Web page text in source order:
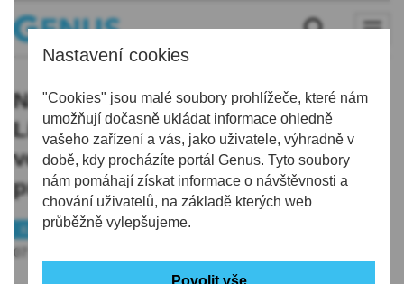
Nastavení cookies
"Cookies" jsou malé soubory prohlížeče, které nám
umožňují dočasně ukládat informace ohledně
vašeho zařízení a vás, jako uživatele, výhradně v
době, kdy procházíte portál Genus. Tyto soubory
nám pomáhají získat informace o návštěvnosti a
chování uživatelů, na základě kterých web
průběžně vylepšujeme.
Navzdory masivním investicím
Liberecký kraj v napojení na
vodovody zaostává za celostátním
průměrem
Kraj
Statistika
07.07.2026 | 10:51